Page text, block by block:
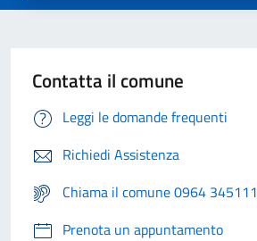
Contatta il comune
Leggi le domande frequenti
Richiedi Assistenza
Chiama il comune 0964 345111
Prenota un appuntamento